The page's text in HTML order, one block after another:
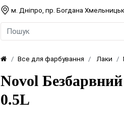
м. Дніпро, пр. Богдана
Все для фарбування Лаки
Novol
0.5L